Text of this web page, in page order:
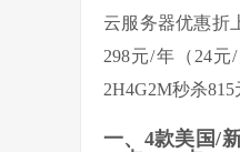
云服务器优惠折
298元/年（24元
2H4G2M秒杀
一、4款美国/